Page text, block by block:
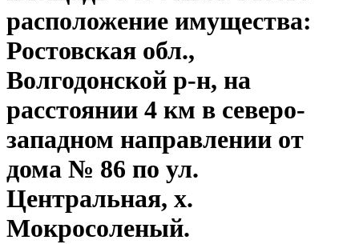
расположение имущества:
Ростовская обл.,
Волгодонской р-н, на
расстоянии 4 км в северо-
западном направлении от
дома № 86 по ул.
Центральная, х.
Мокросоленый.